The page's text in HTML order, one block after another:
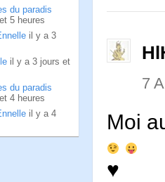
du paradis
5 heures
il y a 3
il y a 3 jours et
du paradis
4 heures
il y a 4
7
Moi
♥